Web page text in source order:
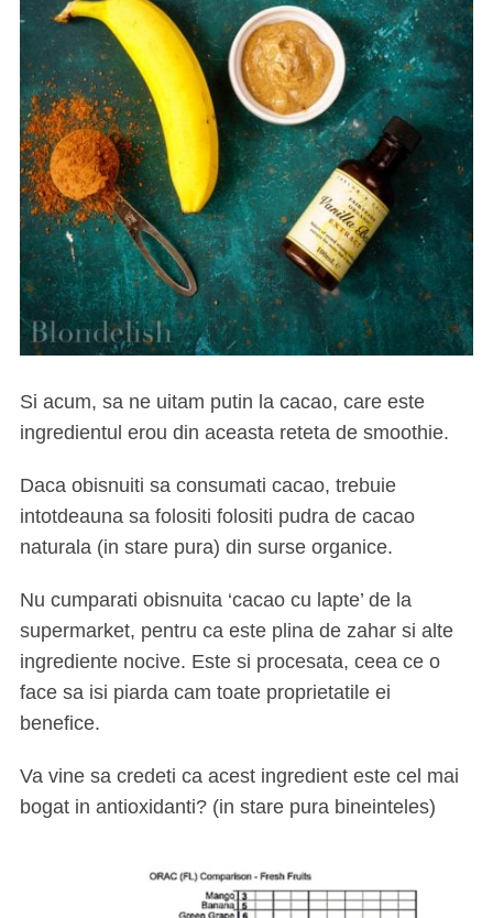
Si acum, sa ne uitam putin la cacao, care este
ingredientul erou din aceasta reteta de smoothie.
Daca obisnuiti sa consumati cacao, trebuie
intotdeauna sa folositi folositi pudra de cacao
naturala (in stare pura) din surse organice.
Nu cumparati obisnuita ‘cacao cu lapte’ de la
supermarket, pentru ca este plina de zahar si alte
ingrediente nocive. Este si procesata, ceea ce o
face sa isi piarda cam toate proprietatile ei
benefice.
Va vine sa credeti ca acest ingredient este cel mai
bogat in antioxidanti? (in stare pura bineinteles)